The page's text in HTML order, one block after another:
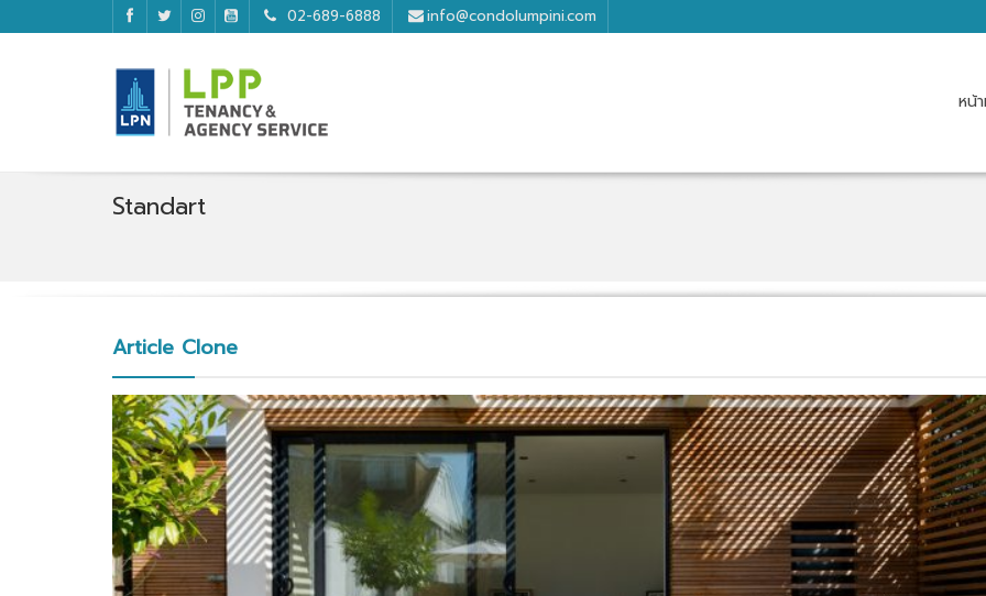
02-689-6888 info@condolumpini.com
หน้
Standart
Article Clone